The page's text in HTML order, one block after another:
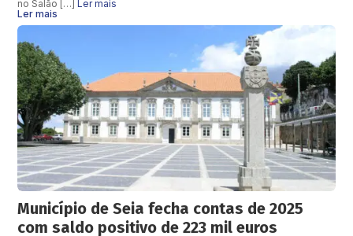
no Salão […]
Ler mais
Ler mais
Município de Seia fecha contas de 2025
com saldo positivo de 223 mil euros